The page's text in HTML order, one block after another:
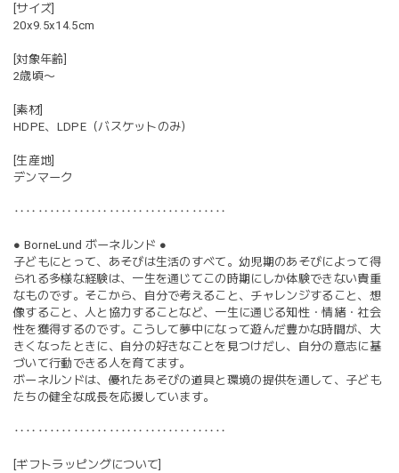
[サイズ]
20x9.5x14.5cm
[対象年齢]
2歳頃〜
[素材]
HDPE、LDPE（バスケットのみ）
[生産地]
デンマーク
‥‥‥‥‥‥‥‥‥‥‥‥‥‥‥‥‥‥
● BorneLund ボーネルンド ●
子どもにとって、あそびは生活のすべて。幼児期のあそびによって得
られる多様な経験は、一生を通じてこの時期にしか体験できない貴重
なものです。そこから、自分で考えること、チャレンジすること、想
像すること、人と協力することなど、一生に通じる知性・情緒・社会
性を獲得するのです。こうして夢中になって遊んだ豊かな時間が、大
きくなったときに、自分の好きなことを見つけだし、自分の意志に基
づいて行動できる人を育てます。
ボーネルンドは、優れたあそびの道具と環境の提供を通して、子ども
たちの健全な成長を応援しています。
‥‥‥‥‥‥‥‥‥‥‥‥‥‥‥‥‥‥
[ギフトラッピングについて]